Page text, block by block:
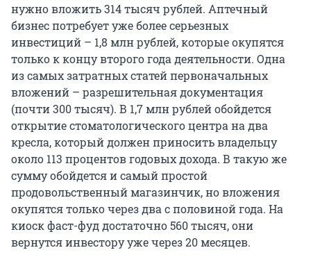
нужно вложить 314 тысяч рублей. Аптечный
бизнес потребует уже более серьезных
инвестиций – 1,8 млн рублей, которые окупятся
только к концу второго года деятельности. Одна
из самых затратных статей первоначальных
вложений – разрешительная документация
(почти 300 тысяч). В 1,7 млн рублей обойдется
открытие стоматологического центра на два
кресла, который должен приносить владельцу
около 113 процентов годовых дохода. В такую же
сумму обойдется и самый простой
продовольственный магазинчик, но вложения
окупятся только через два с половиной года. На
киоск фаст-фуд достаточно 560 тысяч, они
вернутся инвестору уже через 20 месяцев.